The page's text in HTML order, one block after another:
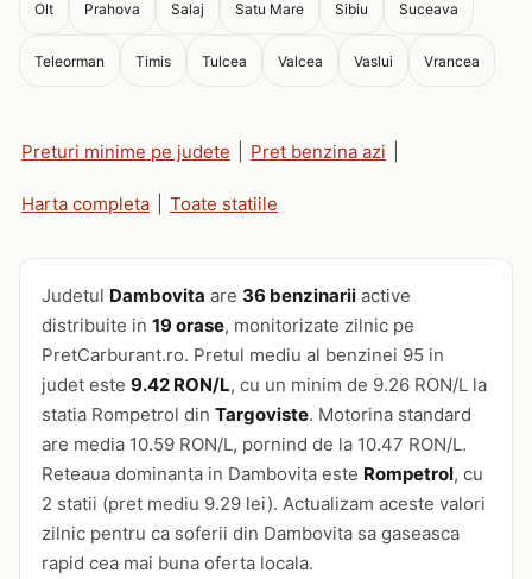
Olt Prahova Salaj Satu Mare Sibiu Suceava
Teleorman Timis Tulcea Valcea Vaslui Vrancea
Preturi minime pe judete Pret benzina azi
Harta completa Toate statiile
Judetul Dambovita are 36 benzinarii active
distribuite in 19 orase, monitorizate zilnic pe
PretCarburant.ro. Pretul mediu al benzinei 95 in
judet este 9.42 RON/L, cu un minim de 9.26 RON/L la
statia Rompetrol din Targoviste. Motorina standard
are media 10.59 RON/L, pornind de la 10.47 RON/L.
Reteaua dominanta in Dambovita este Rompetrol, cu
2 statii (pret mediu 9.29 lei). Actualizam aceste valori
zilnic pentru ca soferii din Dambovita sa gaseasca
rapid cea mai buna oferta locala.